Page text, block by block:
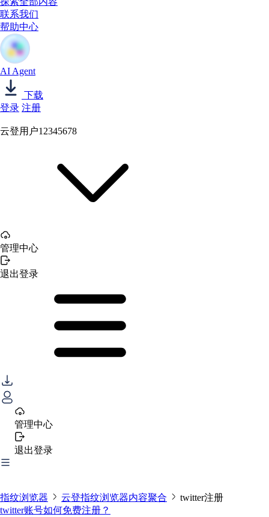
联系我们
帮助中心
AI Agent
下载
登录 注册
云登用户12345678
管理中心
退出登录
管理中心
退出登录
指纹浏览器 云登指纹浏览器内容聚合
twitter注册
twitter账号如何免费注册？